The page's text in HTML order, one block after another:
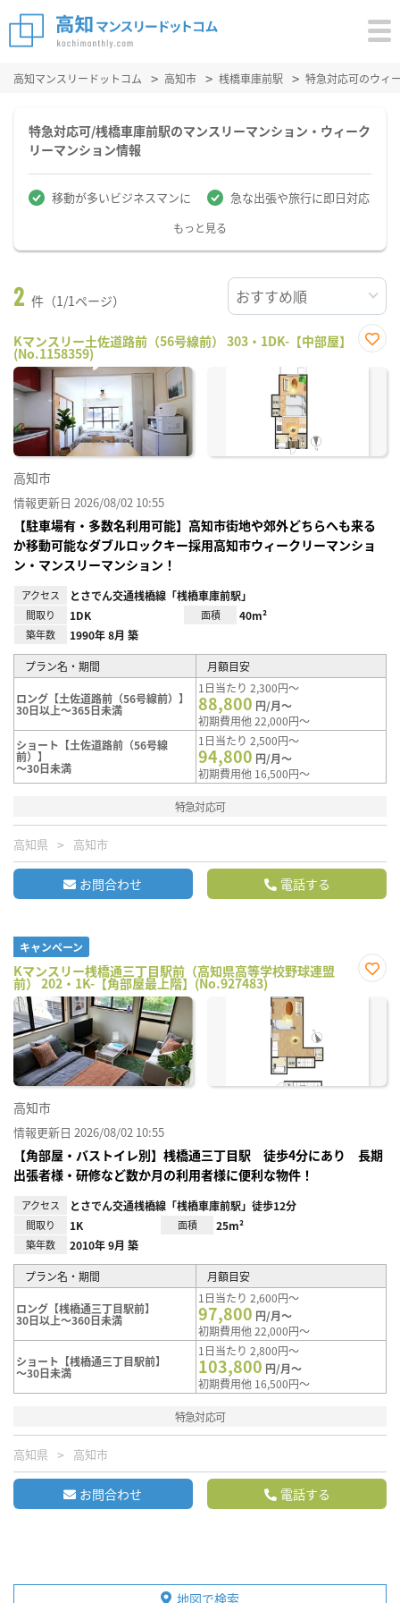
高知マンスリードットコム 高知市 桟橋車庫前駅 特急対応可のウィ
特急対応可/桟橋車庫前駅のマンスリーマンション・ウィーク
リーマンション情報
移動が多いビジネスマンに 急な出張や旅行に即日対応
もっと見る
2 件（1/1ページ）
Kマンスリー土佐道路前（56号線前） 303・1DK-【中部屋】
(No.1158359)
に入
高知市
情報更新日 2026/08/02 10:55
【駐車場有・多数名利用可能】高知市街地や郊外どちらへも来る
か移動可能なダブルロックキー採用高知市ウィークリーマンショ
ン・マンスリーマンション！
アクセス とさでん交通桟橋線「桟橋車庫前駅」
間取り 1DK 面積 40m²
築年数 1990年 8月 築
プラン名・期間 月額目安
ロング【土佐道路前（56号線前）】
30日以上～365日未満
1日当たり 2,300円～
88,800 円/月～
初期費用他 22,000円～
ショート【土佐道路前（56号線
前）】
～30日未満
1日当たり 2,500円～
94,800 円/月～
初期費用他 16,500円～
特急対応可
高知県 高知市
お問合わせ 電話する
キャンペーン
Kマンスリー桟橋通三丁目駅前（高知県高等学校野球連盟
前） 202・1K-【角部屋最上階】(No.927483)
に入
高知市
情報更新日 2026/08/02 10:55
【角部屋・バストイレ別】桟橋通三丁目駅 徒歩4分にあり 長期
出張者様・研修など数か月の利用者様に便利な物件！
アクセス とさでん交通桟橋線「桟橋車庫前駅」徒歩12分
間取り 1K 面積 25m²
築年数 2010年 9月 築
プラン名・期間 月額目安
ロング【桟橋通三丁目駅前】
30日以上～360日未満
1日当たり 2,600円～
97,800 円/月～
初期費用他 22,000円～
ショート【桟橋通三丁目駅前】
～30日未満
1日当たり 2,800円～
103,800 円/月～
初期費用他 16,500円～
特急対応可
高知県 高知市
お問合わせ 電話する
地図で検索